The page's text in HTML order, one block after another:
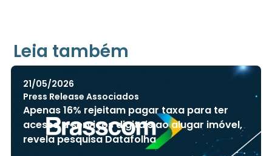
Leia também
21/05/2026
Press Release Associados
Apenas 16% rejeitam pagar taxa para ter
acesso a serviços digitais ao alugar imóvel,
revela pesquisa Datafolha